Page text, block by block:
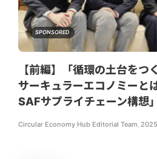
SPONSORED
【前編】「循環の土台をつ
サーキュラーエコノミーと
SAFサプライチェーン構想
Circular Economy Hub Editorial Team